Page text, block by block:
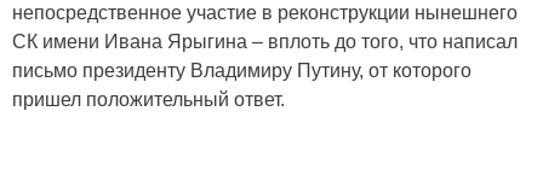
непосредственное участие в реконструкции нынешнего
СК имени Ивана Ярыгина – вплоть до того, что написал
письмо президенту Владимиру Путину, от которого
пришел положительный ответ.